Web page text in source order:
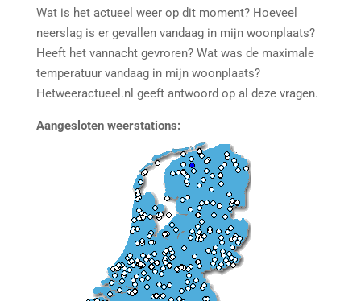
Wat is het actueel weer op dit moment? Hoeveel
neerslag is er gevallen vandaag in mijn woonplaats?
Heeft het vannacht gevroren? Wat was de maximale
temperatuur vandaag in mijn woonplaats?
Hetweeractueel.nl geeft antwoord op al deze vragen.
Aangesloten weerstations: